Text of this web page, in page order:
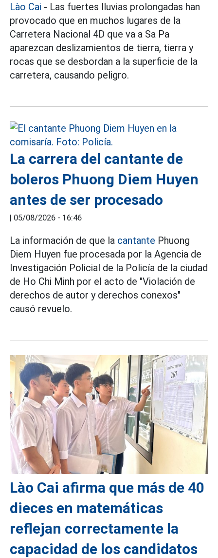
Lào Cai - Las fuertes lluvias prolongadas han
provocado que en muchos lugares de la
Carretera Nacional 4D que va a Sa Pa
aparezcan deslizamientos de tierra, tierra y
rocas que se desbordan a la superficie de la
carretera, causando peligro.
La carrera del cantante de
boleros Phuong Diem Huyen
antes de ser procesado
| 05/08/2026 - 16:46
La información de que la cantante Phuong
Diem Huyen fue procesada por la Agencia de
Investigación Policial de la Policía de la ciudad
de Ho Chi Minh por el acto de "Violación de
derechos de autor y derechos conexos"
causó revuelo.
Lào Cai afirma que más de 40
dieces en matemáticas
reflejan correctamente la
capacidad de los candidatos